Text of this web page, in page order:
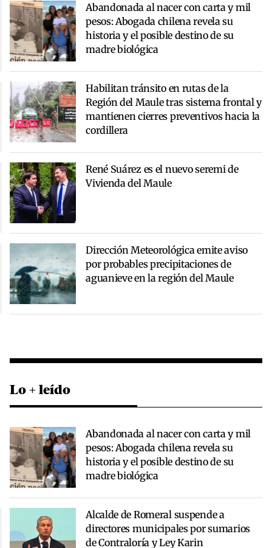
Abandonada al nacer con carta y mil
pesos: Abogada chilena revela su
historia y el posible destino de su
madre biológica
Habilitan tránsito en rutas de la
Región del Maule tras sistema frontal y
mantienen cierres preventivos hacia la
cordillera
René Suárez es el nuevo seremi de
Vivienda del Maule
Dirección Meteorológica emite aviso
por probables precipitaciones de
aguanieve en la región del Maule
Lo + leído
Abandonada al nacer con carta y mil
pesos: Abogada chilena revela su
historia y el posible destino de su
madre biológica
Alcalde de Romeral suspende a
directores municipales por sumarios
de Contraloría y Ley Karin